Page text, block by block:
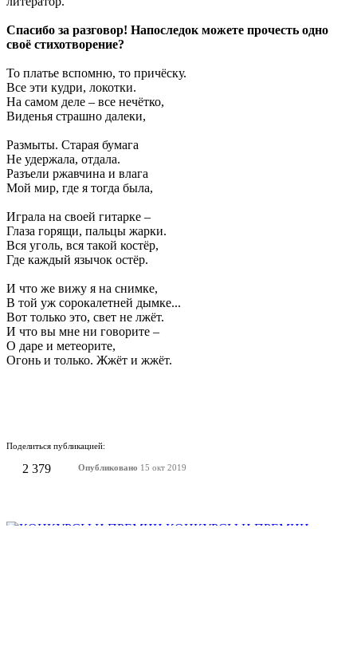
Спасибо за разговор! Напоследок можете прочесть одно
своё стихотворение?
То платье вспомню, то причёску.
Все эти кудри, локотки.
На самом деле – все нечётко,
Виденья страшно далеки,
Размыты. Старая бумага
Не удержала, отдала.
Разъели ржавчина и влага
Мой мир, где я тогда была,
Играла на своей гитарке –
Глаза горящи, пальцы жарки.
Вся уголь, вся такой костёр,
Где каждый язычок остёр.
И что же вижу я на снимке,
В той уж сорокалетней дымке...
Вот только это, свет не лжёт.
И что вы мне ни говорите –
О даре и метеорите,
Огонь и только. Жжёт и жжёт.
Поделиться публикацией:
2 379 Опубликовано 15 окт 2019
КОНКУРСЫ И ПРЕМИИ